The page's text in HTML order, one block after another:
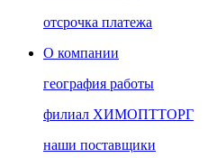
отсрочка платежа
О компании
география работы
филиал ХИМОПТТОРГ
наши поставщики